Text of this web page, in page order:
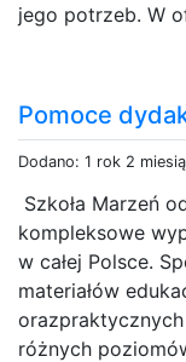
jego potrzeb. W
Pomoce
Dodano: 1 rok 2
Szkoła Marzeń
kompleksowe
w całej Polsce.
materiałów
różnych